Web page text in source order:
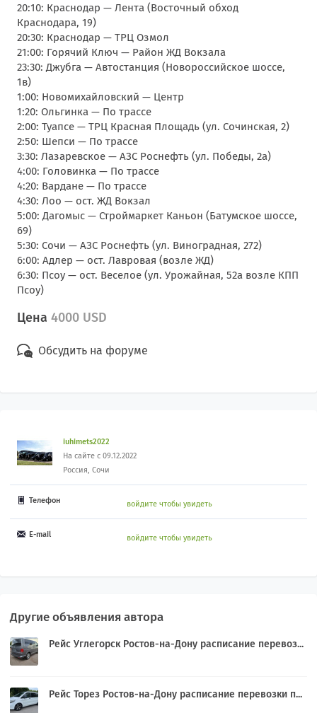
20:10: Краснодар — Лента (Восточный обход
Краснодара, 19)
20:30: Краснодар — ТРЦ Озмол
21:00: Горячий Ключ — Район ЖД Вокзала
23:30: Джубга — Автостанция (Новороссийское шоссе,
1в)
1:00: Новомихайловский — Центр
1:20: Ольгинка — По трассе
2:00: Туапсе — ТРЦ Красная Площадь (ул. Сочинская, 2)
2:50: Шепси — По трассе
3:30: Лазаревское — АЗС Роснефть (ул. Победы, 2а)
4:00: Головинка — По трассе
4:20: Вардане — По трассе
4:30: Лоо — ост. ЖД Вокзал
5:00: Дагомыс — Строймаркет Каньон (Батумское шоссе,
69)
5:30: Сочи — АЗС Роснефть (ул. Виноградная, 272)
6:00: Адлер — ост. Лавровая (возле ЖД)
6:30: Псоу — ост. Веселое (ул. Урожайная, 52а возле КПП
Псоу)
Цена 4000 USD
Обсудить на форуме
iuhimets2022
На сайте с 09.12.2022
Россия, Сочи
Телефон войдите чтобы увидеть
E-mail войдите чтобы увидеть
Другие объявления автора
Рейс Углегорск Ростов-на-Дону расписание перевоз...
Рейс Торез Ростов-на-Дону расписание перевозки п...